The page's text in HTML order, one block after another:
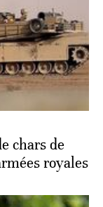
chars de
royales